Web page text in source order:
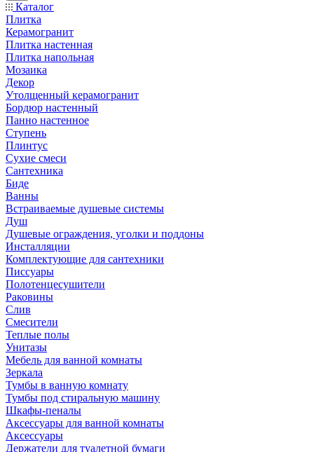
Каталог
Плитка
Керамогранит
Плитка настенная
Плитка напольная
Мозаика
Декор
Утолщенный керамогранит
Бордюр настенный
Панно настенное
Ступень
Плинтус
Сухие смеси
Сантехника
Биде
Ванны
Встраиваемые душевые системы
Душ
Душевые ограждения, уголки и поддоны
Инсталляции
Комплектующие для сантехники
Писсуары
Полотенцесушители
Раковины
Слив
Смесители
Теплые полы
Унитазы
Мебель для ванной комнаты
Зеркала
Тумбы в ванную комнату
Тумбы под стиральную машину
Шкафы-пеналы
Аксессуары для ванной комнаты
Аксессуары
Держатели для туалетной бумаги